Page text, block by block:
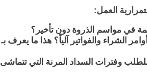
العمل:
في مواسم الذروة دون تأخير؟
الشراء والفواتير آلياً؟ هذا ما يعرف بـ
وفترات السداد المرنة التي تتماشى